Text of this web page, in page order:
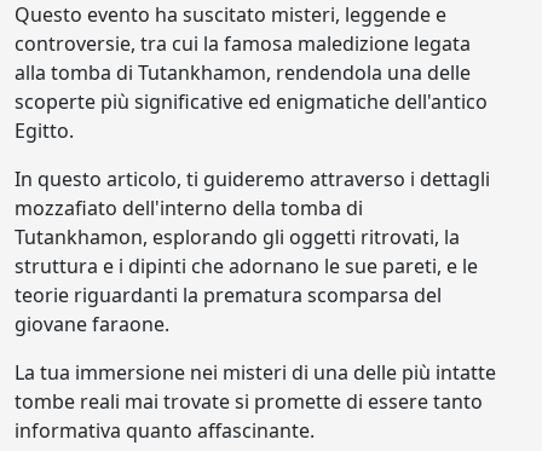
Questo evento ha suscitato misteri, leggende e
controversie, tra cui la famosa maledizione legata
alla tomba di Tutankhamon, rendendola una delle
scoperte più significative ed enigmatiche dell'antico
Egitto.
In questo articolo, ti guideremo attraverso i dettagli
mozzafiato dell'interno della tomba di
Tutankhamon, esplorando gli oggetti ritrovati, la
struttura e i dipinti che adornano le sue pareti, e le
teorie riguardanti la prematura scomparsa del
giovane faraone.
La tua immersione nei misteri di una delle più intatte
tombe reali mai trovate si promette di essere tanto
informativa quanto affascinante.